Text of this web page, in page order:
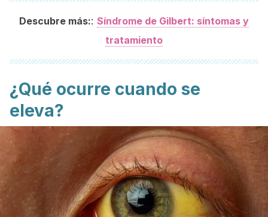
Descubre más:: Síndrome de Gilbert: síntomas y
tratamiento
¿Qué ocurre cuando se
eleva?